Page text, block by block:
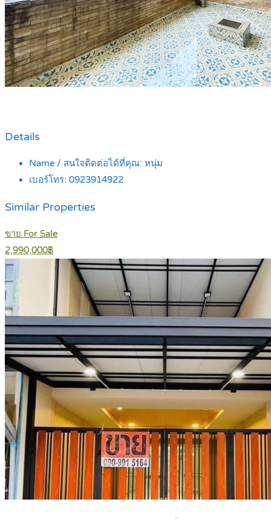
Details
Name / สนใจติดต่อได้ที่คุณ: หนุ่ม
เบอร์โทร: 0923914922
Similar Properties
ขาย For Sale
2,990,000฿